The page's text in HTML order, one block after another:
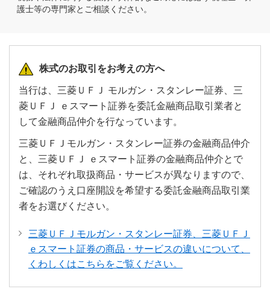
護士等の専門家とご相談ください。
株式のお取引をお考えの方へ
当行は、三菱ＵＦＪ モルガン・スタンレー証券、三
菱ＵＦＪ ｅスマート証券を委託金融商品取引業者と
して金融商品仲介を行なっています。
三菱ＵＦＪモルガン・スタンレー証券の金融商品仲介
と、三菱ＵＦＪ ｅスマート証券の金融商品仲介とで
は、それぞれ取扱商品・サービスが異なりますので、
ご確認のうえ口座開設を希望する委託金融商品取引業
者をお選びください。
三菱ＵＦＪモルガン・スタンレー証券、三菱ＵＦＪ
ｅスマート証券の商品・サービスの違いについて、
くわしくはこちらをご覧ください。